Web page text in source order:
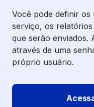
Você pode definir os
serviço, os relatórios
que serão enviados.
através de uma
próprio usuário.